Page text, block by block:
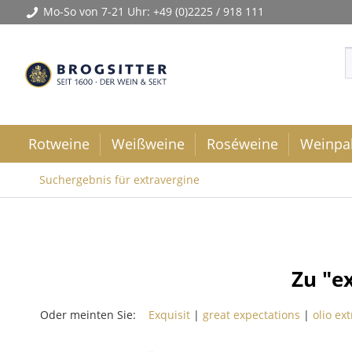
Mo-So von 7-21 Uhr: +49 (0)2225 / 918 111
Rotweine Weißweine Roséweine
Suchergebnis für extravergine
Zu
Oder meinten Sie: Exquisit| great expectations | olio